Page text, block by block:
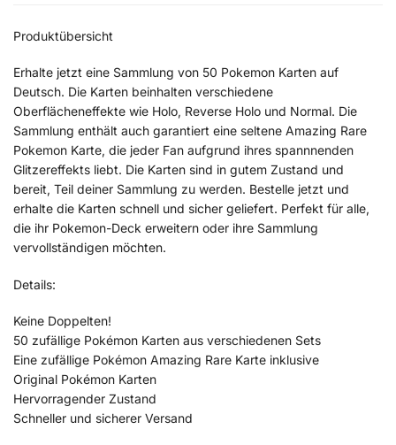
Produktübersicht
Erhalte jetzt eine Sammlung von 50 Pokemon Karten auf
Deutsch. Die Karten beinhalten verschiedene
Oberflächeneffekte wie Holo, Reverse Holo und Normal. Die
Sammlung enthält auch garantiert eine seltene Amazing Rare
Pokemon Karte, die jeder Fan aufgrund ihres spannnenden
Glitzereffekts liebt. Die Karten sind in gutem Zustand und
bereit, Teil deiner Sammlung zu werden. Bestelle jetzt und
erhalte die Karten schnell und sicher geliefert. Perfekt für alle,
die ihr Pokemon-Deck erweitern oder ihre Sammlung
vervollständigen möchten.
Details:
Keine Doppelten!
50 zufällige Pokémon Karten aus verschiedenen Sets
Eine zufällige Pokémon Amazing Rare Karte inklusive
Original Pokémon Karten
Hervorragender Zustand
Schneller und sicherer Versand